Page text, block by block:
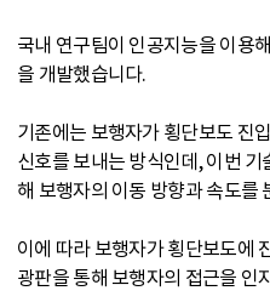
국내 연구팀이 인공지능을 이용
을 개발했습니다.
기존에는 보행자가 횡단보도 진
신호를 보내는 방식인데, 이번
해 보행자의 이동 방향과 속도를
이에 따라 보행자가 횡단보도에
광판을 통해 보행자의 접근을 인